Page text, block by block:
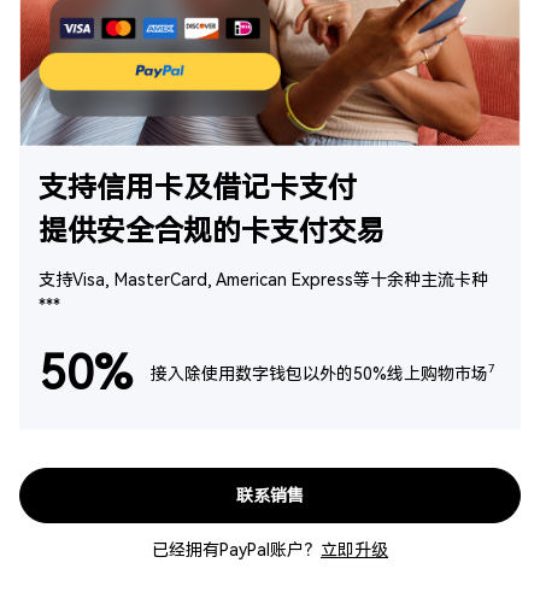
支持信用卡及借记卡支付
提供安全合规的卡支付交易
支持Visa, MasterCard, American Express等十余种主流卡种
***
50% 接入除使用数字钱包以外的50%线上购物市场7
联系销售
已经拥有PayPal账户？ 立即升级